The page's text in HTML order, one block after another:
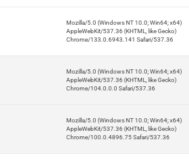
Mozilla/5.0 (Windows NT 10.0; Win64; x64)
AppleWebKit/537.36 (KHTML, like Gecko)
Chrome/133.0.6943.141 Safari/537.36
Mozilla/5.0 (Windows NT 10.0; Win64; x64)
AppleWebKit/537.36 (KHTML, like Gecko)
Chrome/104.0.0.0 Safari/537.36
Mozilla/5.0 (Windows NT 10.0; Win64; x64)
AppleWebKit/537.36 (KHTML, like Gecko)
Chrome/100.0.4896.75 Safari/537.36